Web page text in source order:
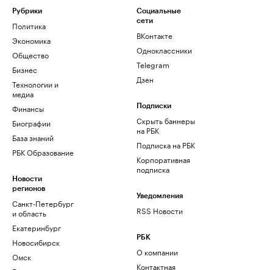
Рубрики
Политика
Экономика
Общество
Бизнес
Технологии и
медиа
Финансы
Биографии
База знаний
РБК Образование
Новости
регионов
Санкт-Петербург
и область
Екатеринбург
Новосибирск
Омск
Социальные
сети
ВКонтакте
Одноклассники
Telegram
Дзен
Подписки
Скрыть баннеры
на РБК
Подписка на РБК
Корпоративная
подписка
Уведомления
RSS Новости
РБК
О компании
Контактная